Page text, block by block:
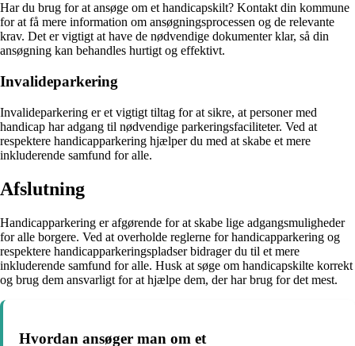
Har du brug for at ansøge om et handicapskilt? Kontakt din kommune
for at få mere information om ansøgningsprocessen og de relevante
krav. Det er vigtigt at have de nødvendige dokumenter klar, så din
ansøgning kan behandles hurtigt og effektivt.
Invalideparkering
Invalideparkering er et vigtigt tiltag for at sikre, at personer med
handicap har adgang til nødvendige parkeringsfaciliteter. Ved at
respektere handicapparkering hjælper du med at skabe et mere
inkluderende samfund for alle.
Afslutning
Handicapparkering er afgørende for at skabe lige adgangsmuligheder
for alle borgere. Ved at overholde reglerne for handicapparkering og
respektere handicapparkeringspladser bidrager du til et mere
inkluderende samfund for alle. Husk at søge om handicapskilte korrekt
og brug dem ansvarligt for at hjælpe dem, der har brug for det mest.
Hvordan ansøger man om et